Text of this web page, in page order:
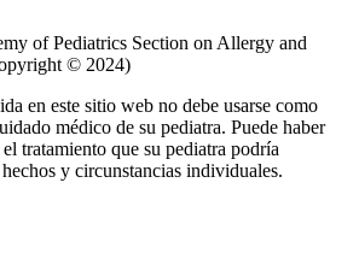
of Pediatrics Section on Allergy and
© 2024)
en este sitio web no debe usarse como
médico de su pediatra. Puede haber
tratamiento que su pediatra podría
y circunstancias individuales.